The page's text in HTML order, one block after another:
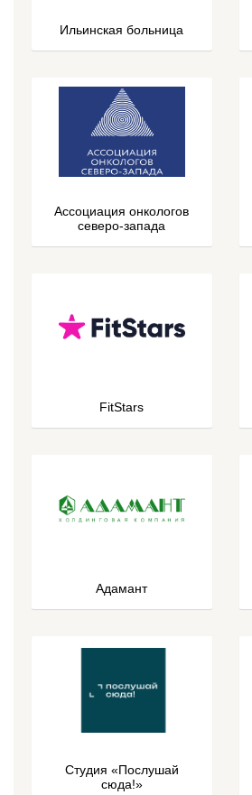
Ильинская больница
Ассоциация онкологов
северо-запада
FitStars
Адамант
Студия «Послушай
сюда!»